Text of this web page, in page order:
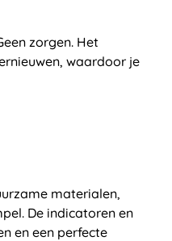
zorgen. Het
waardoor je
materialen,
De indicatoren en
en een perfecte